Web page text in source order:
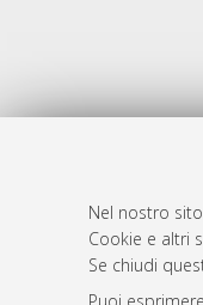
Nel nostro
Cookie e altri
Se chiudi
Atom
Rss 1.0